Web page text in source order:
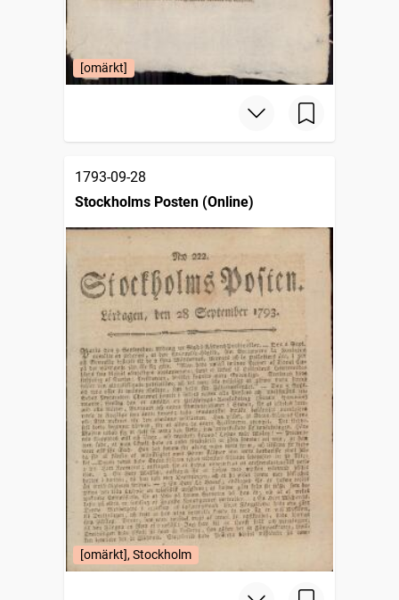
[omärkt]
1793-09-28
Stockholms Posten (Online)
[omärkt], Stockholm